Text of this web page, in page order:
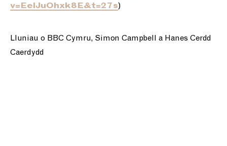
v=EelJuOhxk8E&t=27s)
Lluniau o BBC Cymru, Simon Campbell a Hanes Cerdd
Caerdydd